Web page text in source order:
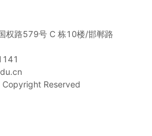
权路579号 C 栋10楼/邯郸路
Reserved